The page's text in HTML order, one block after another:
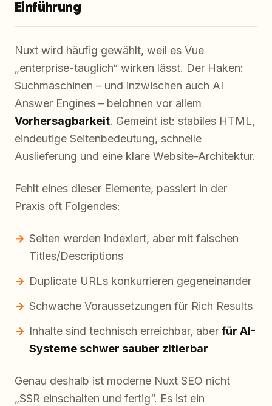
Einführung
Nuxt wird häufig gewählt, weil es Vue
„enterprise-tauglich“ wirken lässt. Der Haken:
Suchmaschinen – und inzwischen auch AI
Answer Engines – belohnen vor allem
Vorhersagbarkeit. Gemeint ist: stabiles HTML,
eindeutige Seitenbedeutung, schnelle
Auslieferung und eine klare Website-Architektur.
Fehlt eines dieser Elemente, passiert in der
Praxis oft Folgendes:
Seiten werden indexiert, aber mit falschen
Titles/Descriptions
Duplicate URLs konkurrieren gegeneinander
Schwache Voraussetzungen für Rich Results
Inhalte sind technisch erreichbar, aber für AI-
Systeme schwer sauber zitierbar
Genau deshalb ist moderne Nuxt SEO nicht
„SSR einschalten und fertig“. Es ist ein